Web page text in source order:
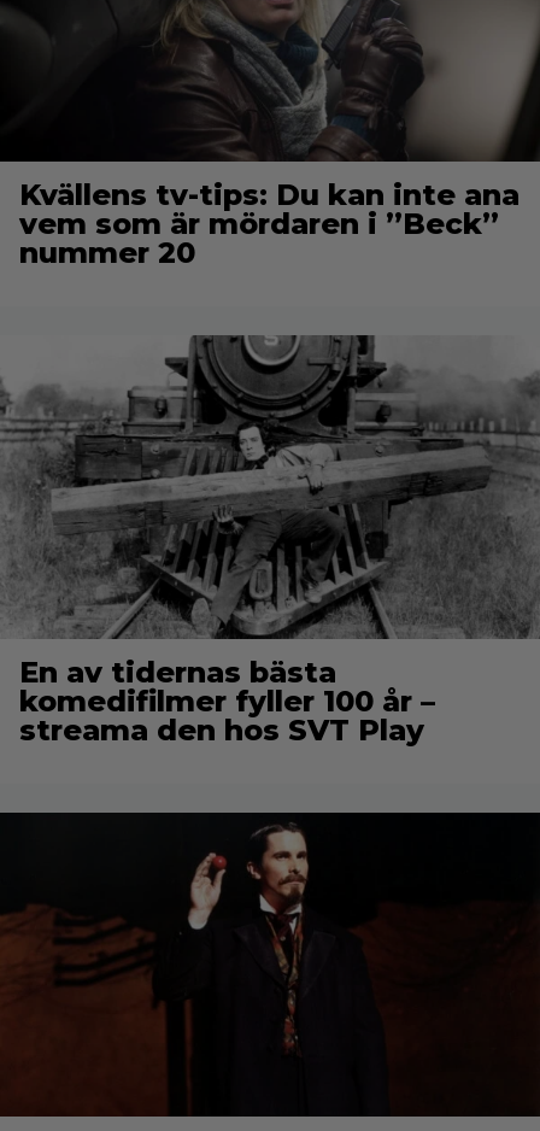
Kvällens tv-tips: Du kan inte ana
vem som är mördaren i ”Beck”
nummer 20
En av tidernas bästa
komedifilmer fyller 100 år –
streama den hos SVT Play